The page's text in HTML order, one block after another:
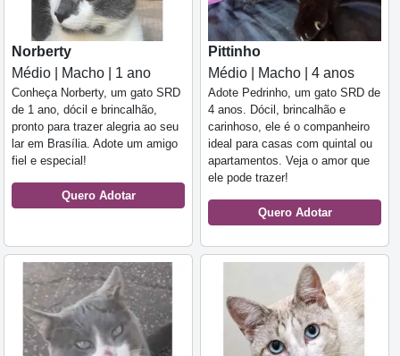
Norberty
Médio | Macho | 1 ano
Conheça Norberty, um gato SRD
de 1 ano, dócil e brincalhão,
pronto para trazer alegria ao seu
lar em Brasília. Adote um amigo
fiel e especial!
Quero Adotar
Pittinho
Médio | Macho | 4 anos
Adote Pedrinho, um gato SRD de
4 anos. Dócil, brincalhão e
carinhoso, ele é o companheiro
ideal para casas com quintal ou
apartamentos. Veja o amor que
ele pode trazer!
Quero Adotar